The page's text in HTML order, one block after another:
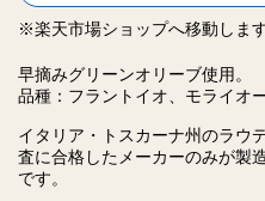
※楽天市場ショップへ移動します
早摘みグリーンオリーブ使用。
品種：フラントイオ、モライオ
イタリア・トスカーナ州のラウ
査に合格したメーカーのみが製
です。